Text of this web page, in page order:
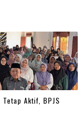
Aktif, BPJS